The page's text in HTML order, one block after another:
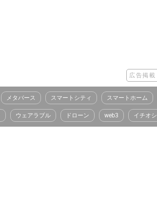
広告掲載
メタバース スマートシティ スマートホーム
ウェアラブル ドローン web3 イチオシ